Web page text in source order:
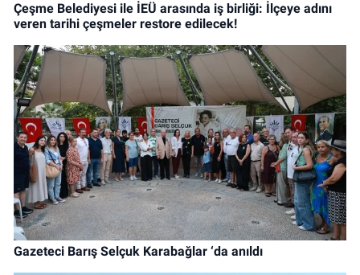
Çeşme Belediyesi ile İEÜ arasında iş birliği: İlçeye adını
veren tarihi çeşmeler restore edilecek!
Gazeteci Barış Selçuk Karabağlar ‘da anıldı